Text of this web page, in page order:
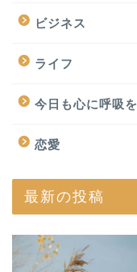
ビジネス
ライフ
今日も心に呼吸を
恋愛
最新の投稿